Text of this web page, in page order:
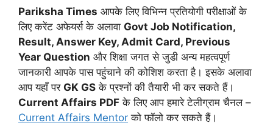
Pariksha Times आपके लिए विभिन्न प्रतियोगी परीक्षाओं के
लिए करेंट अफेयर्स के अलावा Govt Job Notification,
Result, Answer Key, Admit Card, Previous
Year Question और शिक्षा जगत से जुडी अन्य महत्वपूर्ण
जानकारी आपके पास पहुंचाने की कोशिश करता है। इसके अलावा
आप यहाँ पर GK GS के प्रश्नों की तैयारी भी कर सकते हैं।
Current Affairs PDF के लिए आप हमारे टेलीग्राम चैनल –
Current Affairs Mentor को फॉलो कर सकते हैं।